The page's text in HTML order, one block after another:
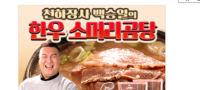
'
집중 완화 전환점"
폭적 공급 확대·속도전 총력"
광주 급등